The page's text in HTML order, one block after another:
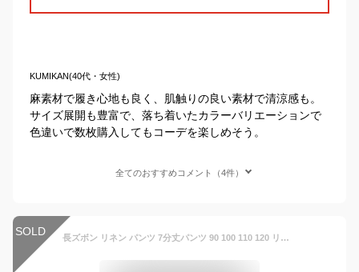
KUMIKAN(40代・女性)
麻素材で履き心地も良く、肌触りの良い素材で清涼感も。
サイズ展開も豊富で、落ち着いたカラーバリエーションで
色違いで数枚購入してもコーデを楽しめそう。
全てのおすすめコメント（4件）
SOLD 長ズボン リネン パンツ 7分丈パンツ 90 100 110 120 リネンパンツ 7分丈 夏ズボン 子供服 こども服 子ども服 子どもふく キッズ 女の子 男の子 ジュニア ズボン キッズパンツ 男の子 女の子 子供 ベビーズボン ゆったり 冷房 通園 通学 新学期 子供パンツ女の子